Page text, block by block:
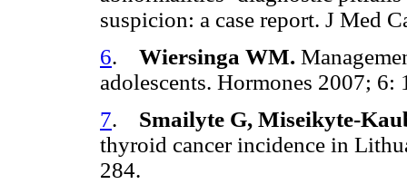
suspicion: a case report. J Med
6. Wiersinga WM.
adolescents. Hormones 2007; 6:
7. Smailyte G, Miseikyte-
thyroid cancer incidence in
284.